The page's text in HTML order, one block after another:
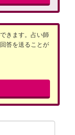
きます。占い師
答を送ることが